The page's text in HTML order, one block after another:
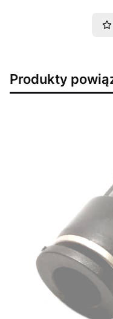
Produkty